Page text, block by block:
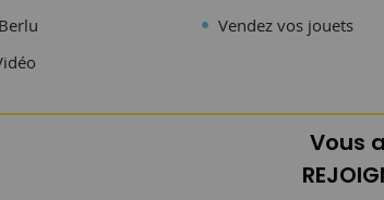
Vendez vos jouets
Vous